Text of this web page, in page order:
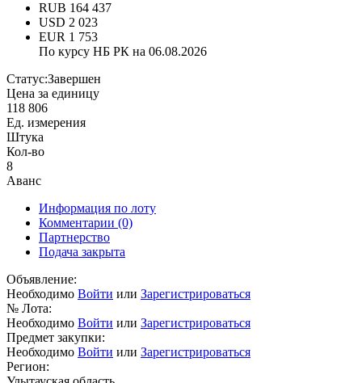
RUB 164 437
USD 2 023
EUR 1 753
По курсу НБ РК на 06.08.2026
Статус:Завершен
Цена за единицу
118 806
Ед. измерения
Штука
Кол-во
8
Аванс
Информация по лоту
Комментарии (0)
Партнерство
Подача закрыта
Объявление:
Необходимо Войти или Зарегистрироваться
№ Лота:
Необходимо Войти или Зарегистрироваться
Предмет закупки:
Необходимо Войти или Зарегистрироваться
Регион: